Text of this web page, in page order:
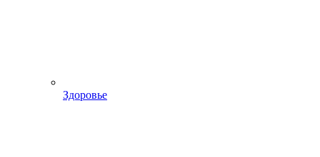
Здоровье